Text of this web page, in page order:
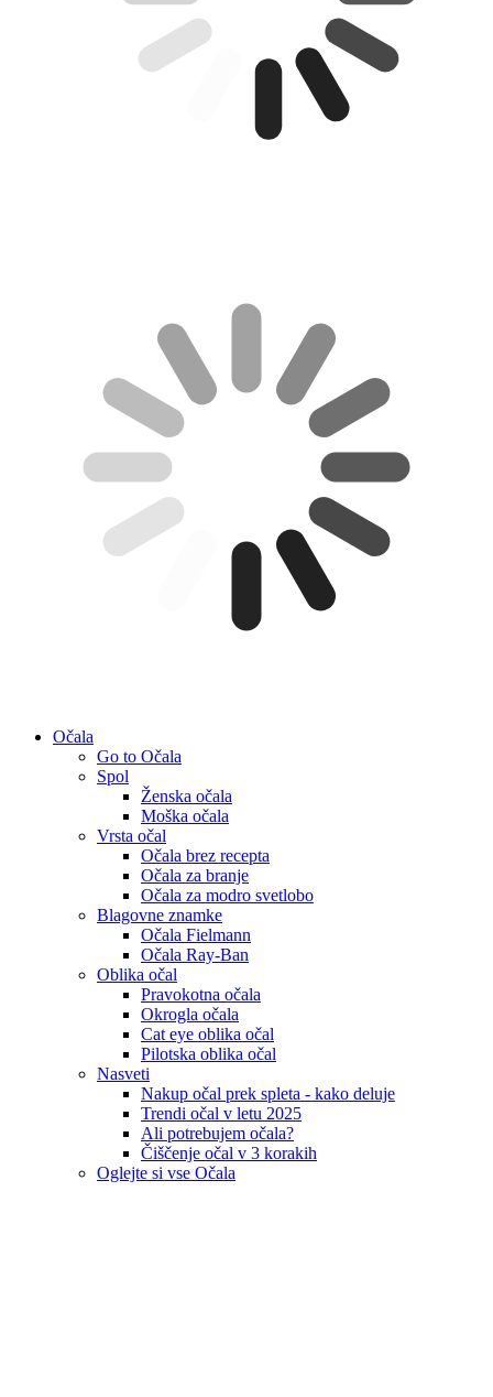
Očala
Go to Očala
Spol
Ženska očala
Moška očala
Vrsta očal
Očala brez recepta
Očala za branje
Očala za modro svetlobo
Blagovne znamke
Očala Fielmann
Očala Ray-Ban
Oblika očal
Pravokotna očala
Okrogla očala
Cat eye oblika očal
Pilotska oblika očal
Nasveti
Nakup očal prek spleta - kako deluje
Trendi očal v letu 2025
Ali potrebujem očala?
Čiščenje očal v 3 korakih
Oglejte si vse Očala